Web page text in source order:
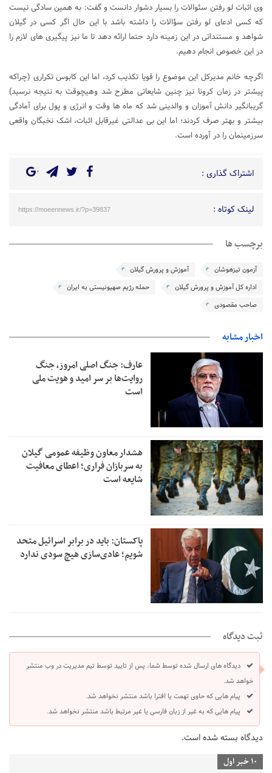
وی اثبات لو رفتن سئوالات را بسیار دشوار دانست و گفت: به همین سادگی نیست
که کسی ادعای لو رفتن سؤالات را داشته باشد با این حال اگر کسی در گیلان
شواهد و مستنداتی در این زمینه دارد حتما ارائه دهد تا ما نیز پیگیری های لازم را
در این خصوص انجام دهیم.
اگرچه خانم مدیرکل این موضوع را قویا تکذیب کرد، اما این کابوس تکراری (چراکه
پیشتر در زمان کرونا نیز چنین شایعاتی مطرح شد وهیچوقت به نتیجه نرسید)
گریبانگیر دانش آموزان و والدینی شد که ماه ها وقت و انرژی و پول برای آمادگی
بیشتر و بهتر صرف کردند؛ اما این بی عدالتی غیرقابل اثبات، اشک نخبگان واقعی
سرزمینمان را در آورده است.
اشتراک گذاری :
لینک کوتاه : https://moeennews.ir/?p=39837
برچسب ها
آزمون تیزهوشان
آموزش و پرورش گیلان
اداره کل آموزش و پرورش گیلان
حمله رژیم صهیونیستی به ایران
صاحب مقصودی
اخبار مشابه
عارف: جنگ اصلی امروز، جنگ
روایت‌ها بر سر امید و هویت ملی
است
هشدار معاون وظیفه عمومی گیلان
به سربازان فراری؛ اعطای معافیت
شایعه است
پاکستان: باید در برابر اسرائیل متحد
شویم؛ عادی‌سازی هیچ سودی ندارد
ثبت دیدگاه
دیدگاه های ارسال شده توسط شما، پس از تایید توسط تیم مدیریت در وب منتشر
خواهد شد.
پیام هایی که حاوی تهمت یا افترا باشد منتشر نخواهد شد.
پیام هایی که به غیر از زبان فارسی یا غیر مرتبط باشد منتشر نخواهد شد.
دیدگاه بسته شده است.
10 خبر اول